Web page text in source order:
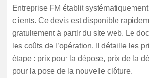
Entreprise FM établit
clients. Ce devis est disponible
gratuitement à partir du site web. Le
les coûts de l’opération. Il détaille les
étape : prix pour la dépose, prix de la
pour la pose de la nouvelle clôture.